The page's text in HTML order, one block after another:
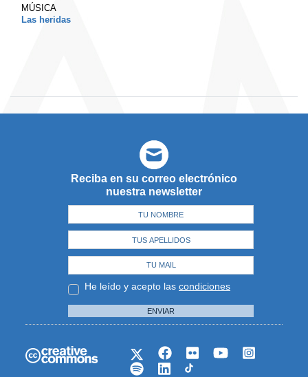
MÚSICA
Las heridas
Reciba en su correo electrónico
nuestra newsletter
He leído y acepto las condiciones
ENVIAR